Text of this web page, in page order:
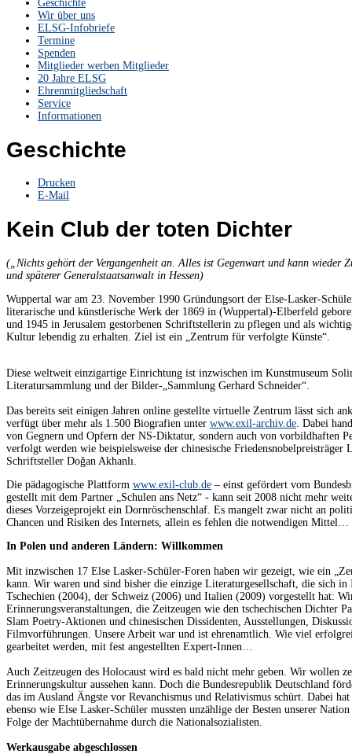
Geschichte
Wir über uns
ELSG-Infobriefe
Termine
Spenden
Mitglieder werben Mitglieder
20 Jahre ELSG
Ehrenmitgliedschaft
Service
Informationen
Geschichte
Drucken
E-Mail
Kein Club der toten Dichter
(„Nichts gehört der Vergangenheit an. Alles ist Gegenwart und kann wieder
und späterer Generalstaatsanwalt in Hessen)
Wuppertal war am 23. November 1990 Gründungsort der Else-Lasker-
literarische und künstlerische Werk der 1869 in (Wuppertal)-Elberfeld
und 1945 in Jerusalem gestorbenen Schriftstellerin zu pflegen und als
Kultur lebendig zu erhalten. Ziel ist ein „Zentrum für verfolgte Künste“.
Diese weltweit einzigartige Einrichtung ist inzwischen im Kunstmuseum
Literatursammlung und der Bilder-„Sammlung Gerhard Schneider“.
Das bereits seit einigen Jahren online gestellte virtuelle Zentrum lässt sich
verfügt über mehr als 1.500 Biografien unter www.exil-archiv.de . Dabei
von Gegnern und Opfern der NS-Diktatur, sondern auch von vorbildhaften
verfolgt werden wie beispielsweise der chinesische
Schriftsteller Doğan Akhanlı.
Die pädagogische Plattform www.exil-club.de – einst gefördert vom
gestellt mit dem Partner „Schulen ans Netz“ - kann seit 2008 nicht mehr
dieses Vorzeigeprojekt ein Dornröschenschlaf. Es mangelt zwar nicht an
Chancen und Risiken des Internets, allein es fehlen die notwendigen Mittel…
In Polen und anderen Ländern: Willkommen
Mit inzwischen 17 Else Lasker-Schüler-Foren haben wir gezeigt, wie ein
kann. Wir waren und sind bisher die einzige Literaturgesellschaft, die sich
Tschechien (2004), der Schweiz (2006) und Italien (2009) vorgestellt hat:
Erinnerungsveranstaltungen, die Zeitzeugen wie den tschechischen Dichter
Slam Poetry-Aktionen und chinesischen Dissidenten, Ausstellungen,
Filmvorführungen. Unsere Arbeit war und ist ehrenamtlich. Wie viel
gearbeitet werden, mit fest angestellten Expert-Innen…
Auch Zeitzeugen des Holocaust wird es bald nicht mehr geben. Wir wollen
Erinnerungskultur aussehen kann. Doch die Bundesrepublik Deutschland
das im Ausland Ängste vor Revanchismus und Relativismus schürt. Dabei
ebenso wie Else Lasker-Schüler mussten unzählige der Besten unserer
Folge der Machtübernahme durch die Nationalsozialisten.
Werkausgabe abgeschlossen